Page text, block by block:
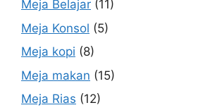
Meja Belajar (11)
Meja Konsol (5)
Meja kopi (8)
Meja makan (15)
Meja Rias (12)